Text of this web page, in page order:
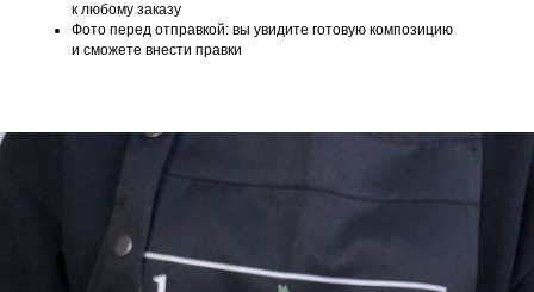
к любому заказу
Фото перед отправкой: вы увидите готовую композицию
и сможете внести правки